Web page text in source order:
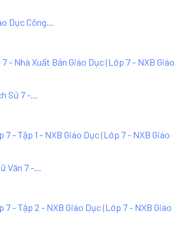
Dục Công...
- Nhà Xuất Bản Giáo Dục(Lớp 7 - NXB Giáo
Sử 7 -...
7 - Tập 1 - NXB Giáo Dục(Lớp 7 - NXB Giáo
Văn 7 -...
7 - Tập 2 - NXB Giáo Dục(Lớp 7 - NXB Giáo